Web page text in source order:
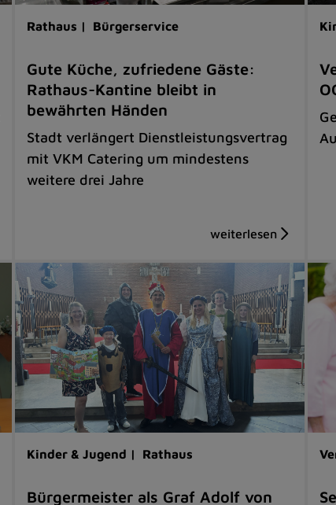
Rathaus | Bürgerservice
Gute Küche, zufriedene Gäste:
Rathaus-Kantine bleibt in
bewährten Händen
Stadt verlängert Dienstleistungsvertrag
mit VKM Catering um mindestens
weitere drei Jahre
Kinder & Jugend | Rathaus
Bürgermeister als Graf Adolf von